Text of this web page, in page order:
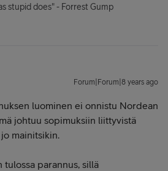
stupid does" - Forrest Gump
Forum|Forum|8 years ago
luominen ei onnistu Nordean
johtuu sopimuksiin liittyvistä
jo mainitsikin.
tulossa parannus, sillä